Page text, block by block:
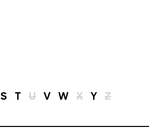
S T U V W X Y Z